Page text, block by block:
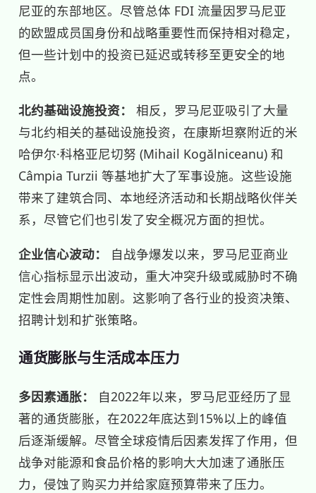
尼亚的东部地区。尽管总体 FDI 流量因罗马尼亚
的欧盟成员国身份和战略重要性而保持相对稳定，
但一些计划中的投资已延迟或转移至更安全的地
点。
北约基础设施投资：
相反，罗马尼亚吸引了大量
与北约相关的基础设施投资，在康斯坦察附近的米
哈伊尔·科格亚尼切努 (Mihail Kogălniceanu) 和
Câmpia Turzii 等基地扩大了军事设施。这些设施
带来了建筑合同、本地经济活动和长期战略伙伴关
系，尽管它们也引发了安全概况方面的担忧。
企业信心波动：
自战争爆发以来，罗马尼亚商业
信心指标显示出波动，重大冲突升级或威胁时不确
定性会周期性加剧。这影响了各行业的投资决策、
招聘计划和扩张策略。
通货膨胀与生活成本压力
多因素通胀：
自2022年以来，罗马尼亚经历了显
著的通货膨胀，在2022年底达到15%以上的峰值
后逐渐缓解。尽管全球疫情后因素发挥了作用，但
战争对能源和食品价格的影响大大加速了通胀压
力，侵蚀了购买力并给家庭预算带来了压力。